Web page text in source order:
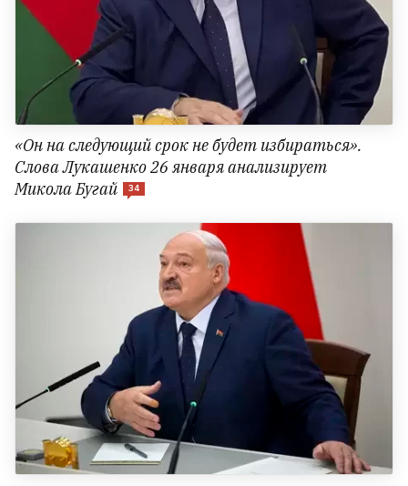
«Он на следующий срок не будет избираться».
Слова Лукашенко 26 января анализирует
Микола Бугай
34